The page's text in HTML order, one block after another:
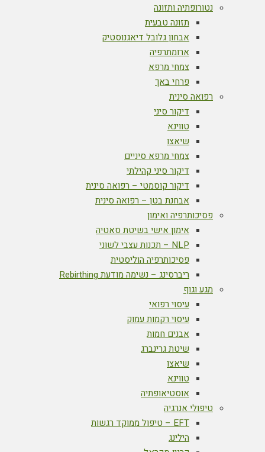
נטורופתיה ותזונה
תזונה טבעית
אבחון גלובל דיאגנוסטיק
ארומתרפיה
צמחי מרפא
פרחי באך
רפואה סינית
דיקור סיני
טווינא
שיאצו
צמחי מרפא סיניים
דיקור סיני קהילתי
דיקור קוסמטי – רפואה סינית
אבחנת בטן – רפואה סינית
פסיכותרפיה ואימון
אימון אישי בשיטת סאטיה
NLP – תכנות עצבי לשוני
פסיכותרפיה הוליסטית
ריברסינג – נשימה מודעת Rebirthing
מגע וגוף
עיסוי רפואי
עיסוי רקמות עמוק
אבנים חמות
שיטת גרינברג
שיאצו
טווינא
אוסטיאופתיה
טיפולי אנרגיה
EFT – טיפול ממוקד רגשות
הילינג